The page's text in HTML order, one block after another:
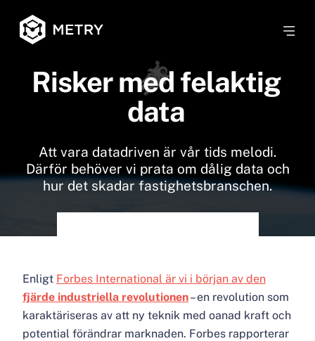
Risker med felaktig
data
Att vara datadriven är vår tids melodi.
Därför behöver vi prata om dålig data och
hur det skadar fastighetsbranschen.
Enligt Forbes International är vi i början av den
fjärde industriella revolutionen– en revolution som
karaktäriseras av att ny teknik med oanad kraft och
potential förändrar marknaden. Forbes rapporterar